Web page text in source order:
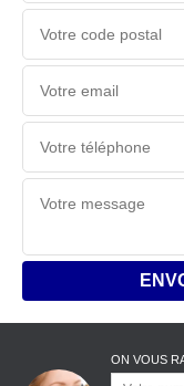
ON VOUS